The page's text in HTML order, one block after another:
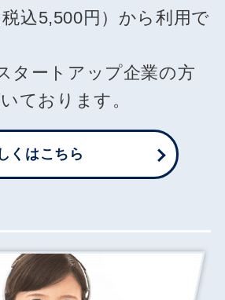
込5,500円）から利用で
タートアップ企業の方
ております。
くはこちら